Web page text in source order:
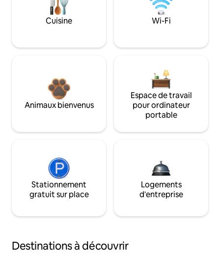
Cuisine Wi-Fi
Animaux bienvenus
Espace de travail
pour ordinateur
portable
Stationnement
gratuit sur place
Logements
d'entreprise
Destinations à découvrir